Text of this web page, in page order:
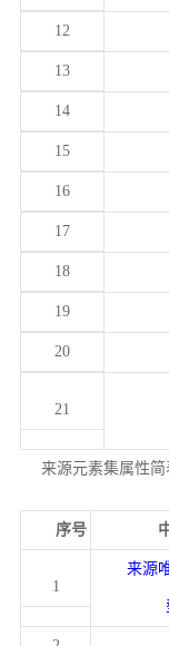
12
13
14
15
16
17
18
19
20
21
来源元素集属性简
序号
1
来源